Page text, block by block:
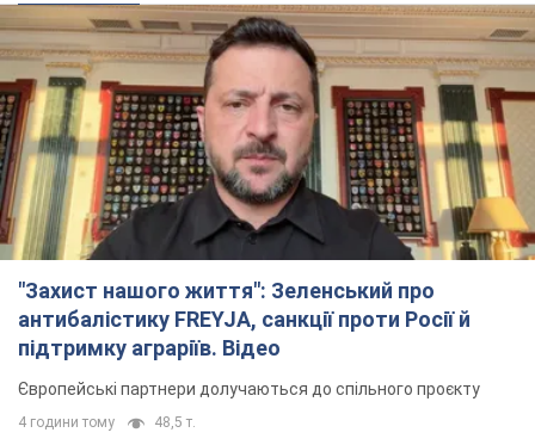
"Захист нашого життя": Зеленський про
антибалістику FREYJA, санкції проти Росії й
підтримку аграріїв. Відео
Європейські партнери долучаються до спільного проєкту
4 години тому 48,5 т.